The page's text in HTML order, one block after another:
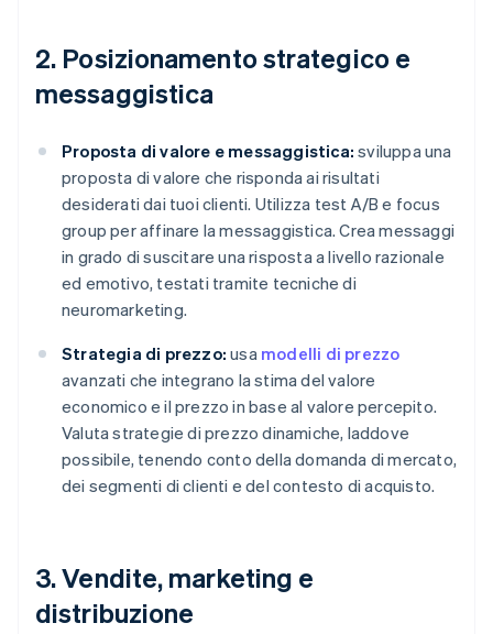
2. Posizionamento strategico e
messaggistica
Proposta di valore e messaggistica: sviluppa una
proposta di valore che risponda ai risultati
desiderati dai tuoi clienti. Utilizza test A/B e focus
group per affinare la messaggistica. Crea messaggi
in grado di suscitare una risposta a livello razionale
ed emotivo, testati tramite tecniche di
neuromarketing.
Strategia di prezzo: usa modelli di prezzo
avanzati che integrano la stima del valore
economico e il prezzo in base al valore percepito.
Valuta strategie di prezzo dinamiche, laddove
possibile, tenendo conto della domanda di mercato,
dei segmenti di clienti e del contesto di acquisto.
3. Vendite, marketing e
distribuzione